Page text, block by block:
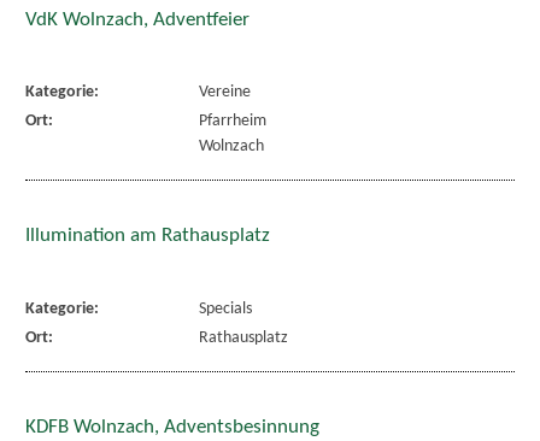
VdK Wolnzach, Adventfeier
Kategorie:
Vereine
Ort:
Pfarrheim
Wolnzach
Illumination am Rathausplatz
Kategorie:
Specials
Ort:
Rathausplatz
KDFB Wolnzach, Adventsbesinnung